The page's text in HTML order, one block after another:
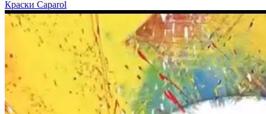
Краски Caparol